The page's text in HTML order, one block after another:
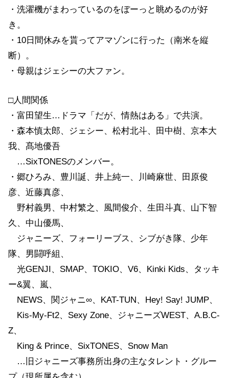
・洗濯機がまわっているのをぼーっと眺めるのが好
き。
・10日間休みを貰ってアマゾンに行った（南米を縦
断）。
・母親はジェシーの大ファン。
□人間関係
・富田望生…ドラマ「だが、情熱はある」で共演。
・森本慎太郎、ジェシー、松村北斗、田中樹、京本大
我、髙地優吾
…SixTONESのメンバー。
・郷ひろみ、豊川誕、井上純一、川崎麻世、田原俊
彦、近藤真彦、
野村義男、中村繁之、風間俊介、生田斗真、山下智
久、中山優馬、
ジャニーズ、フォーリーブス、シブがき隊、少年
隊、男闘呼組、
光GENJI、SMAP、TOKIO、V6、Kinki Kids、タッキ
ー&翼、嵐、
NEWS、関ジャニ∞、KAT-TUN、Hey! Say! JUMP、
Kis-My-Ft2、Sexy Zone、ジャニーズWEST、A.B.C-
Z、
King & Prince、SixTONES、Snow Man
…旧ジャニーズ事務所出身の主なタレント・グルー